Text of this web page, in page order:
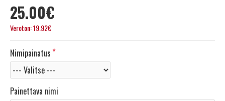
25.00€
Veroton: 19.92€
Nimipainatus
Painettava nimi